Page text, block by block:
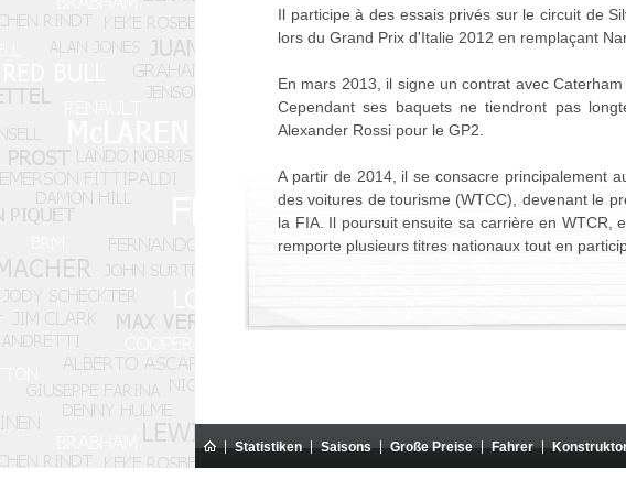
Il participe à des essais privés sur le circuit de
lors du Grand Prix d'Italie 2012 en remplaçant
En mars 2013, il signe un contrat avec
Cependant ses baquets ne tiendront pas
Alexander Rossi pour le GP2.
A partir de 2014, il se consacre principalement
des voitures de tourisme (WTCC), devenant le
la FIA. Il poursuit ensuite sa carrière en WTCR,
remporte plusieurs titres nationaux tout en
Statistiken Saisons Große Preise Fahrer